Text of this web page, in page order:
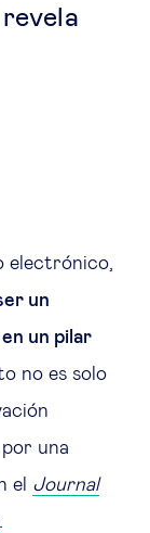
electrónico,
un
un pilar
no es solo
una
el Journal
.